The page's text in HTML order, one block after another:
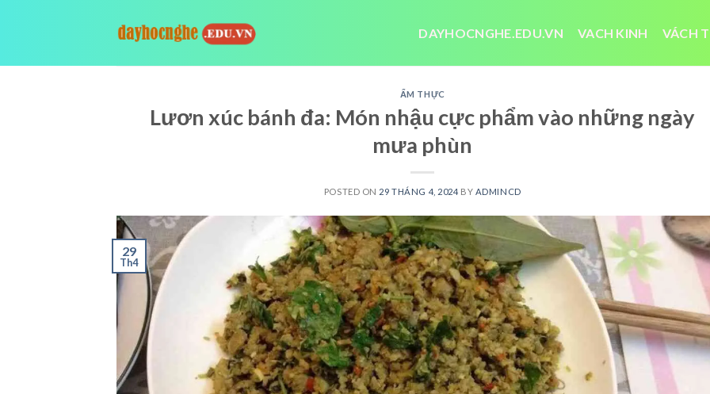
DAYHOCNGHE.EDU.VN VACH KINH VÁCH
ẨM THỰC
Lươn xúc bánh đa: Món nhậu cực phẩm vào những ngày
mưa phùn
POSTED ON 29 THÁNG 4, 2024 BY ADMINCD
29
Th4